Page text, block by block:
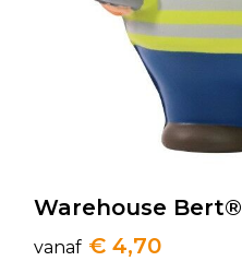
Warehouse Bert®
vanaf € 4,70